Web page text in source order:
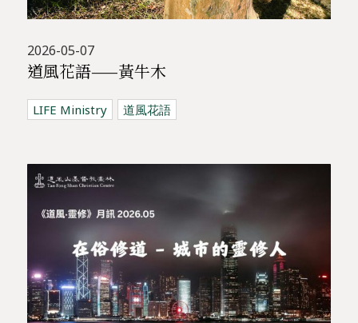
2026-05-07
道風花語——黃牛木
LIFE Ministry 道風花語